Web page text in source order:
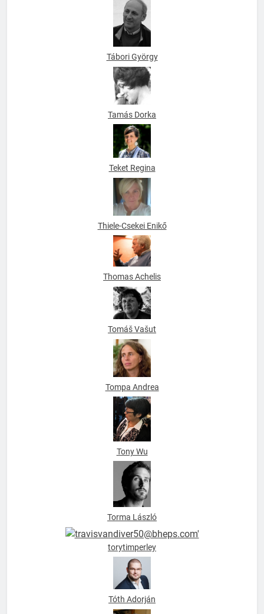
Tábori György
Tamás Dorka
Teket Regina
Thiele-Csekei Enikő
Thomas Achelis
Tomáš Vašut
Tompa Andrea
Tony Wu
Torma László
torytimperley
Tóth Adorján